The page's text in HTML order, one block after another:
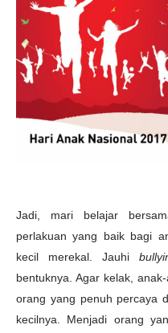
Jadi, mari belajar
perlakuan yang baik bagi
kecil merekal. Jauhi
bentuknya. Agar kelak,
orang yang penuh percaya
kecilnya. Menjadi orang